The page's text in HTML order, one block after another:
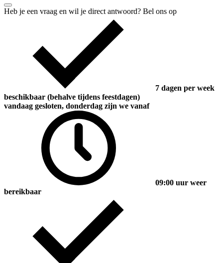
Heb je een vraag en wil je direct antwoord? Bel ons op
7 dagen per week
beschikbaar (behalve tijdens feestdagen)
vandaag gesloten, donderdag zijn we vanaf
09:00 uur weer
bereikbaar